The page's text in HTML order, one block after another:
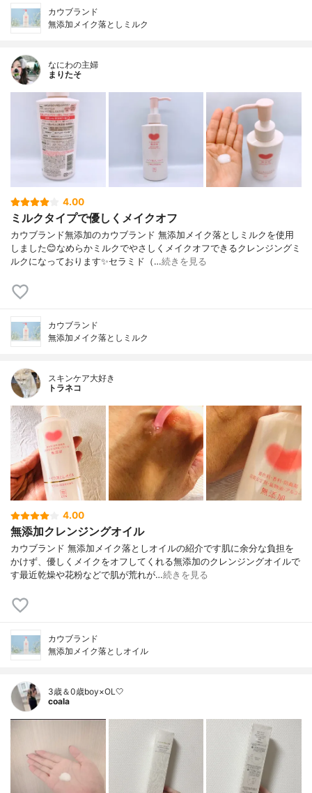
カウブランド
無添加メイク落としミルク
なにわの主婦
まりたそ
4.00
ミルクタイプで優しくメイクオフ
カウブランド無添加のカウブランド 無添加メイク落としミルクを使用
しました😊なめらかミルクでやさしくメイクオフできるクレンジングミ
ルクになっております✨セラミド（…続きを見る
カウブランド
無添加メイク落としミルク
スキンケア大好き
トラネコ
4.00
無添加クレンジングオイル
カウブランド 無添加メイク落としオイルの紹介です肌に余分な負担を
かけず、優しくメイクをオフしてくれる無添加のクレンジングオイルで
す最近乾燥や花粉などで肌が荒れが…続きを見る
カウブランド
無添加メイク落としオイル
3歳＆0歳boy×OL🤍
coala